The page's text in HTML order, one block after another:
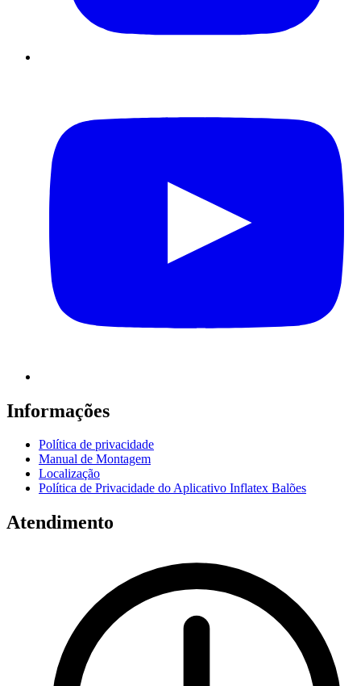
Informações
Política de privacidade
Manual de Montagem
Localização
Política de Privacidade do Aplicativo Inflatex Balões
Atendimento